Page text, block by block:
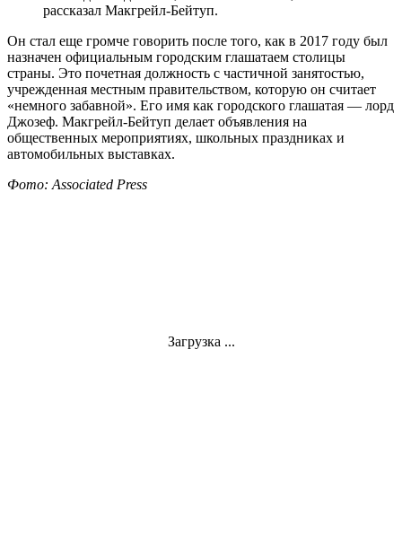
рассказал Макгрейл-Бейтуп.
Он стал еще громче говорить после того, как в 2017 году был
назначен официальным городским глашатаем столицы
страны. Это почетная должность с частичной занятостью,
учрежденная местным правительством, которую он считает
«немного забавной». Его имя как городского глашатая — лорд
Джозеф. Макгрейл-Бейтуп делает объявления на
общественных мероприятиях, школьных праздниках и
автомобильных выставках.
Фото: Associated Press
Загрузка ...